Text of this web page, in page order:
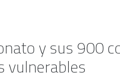
y sus 900
vulnerables